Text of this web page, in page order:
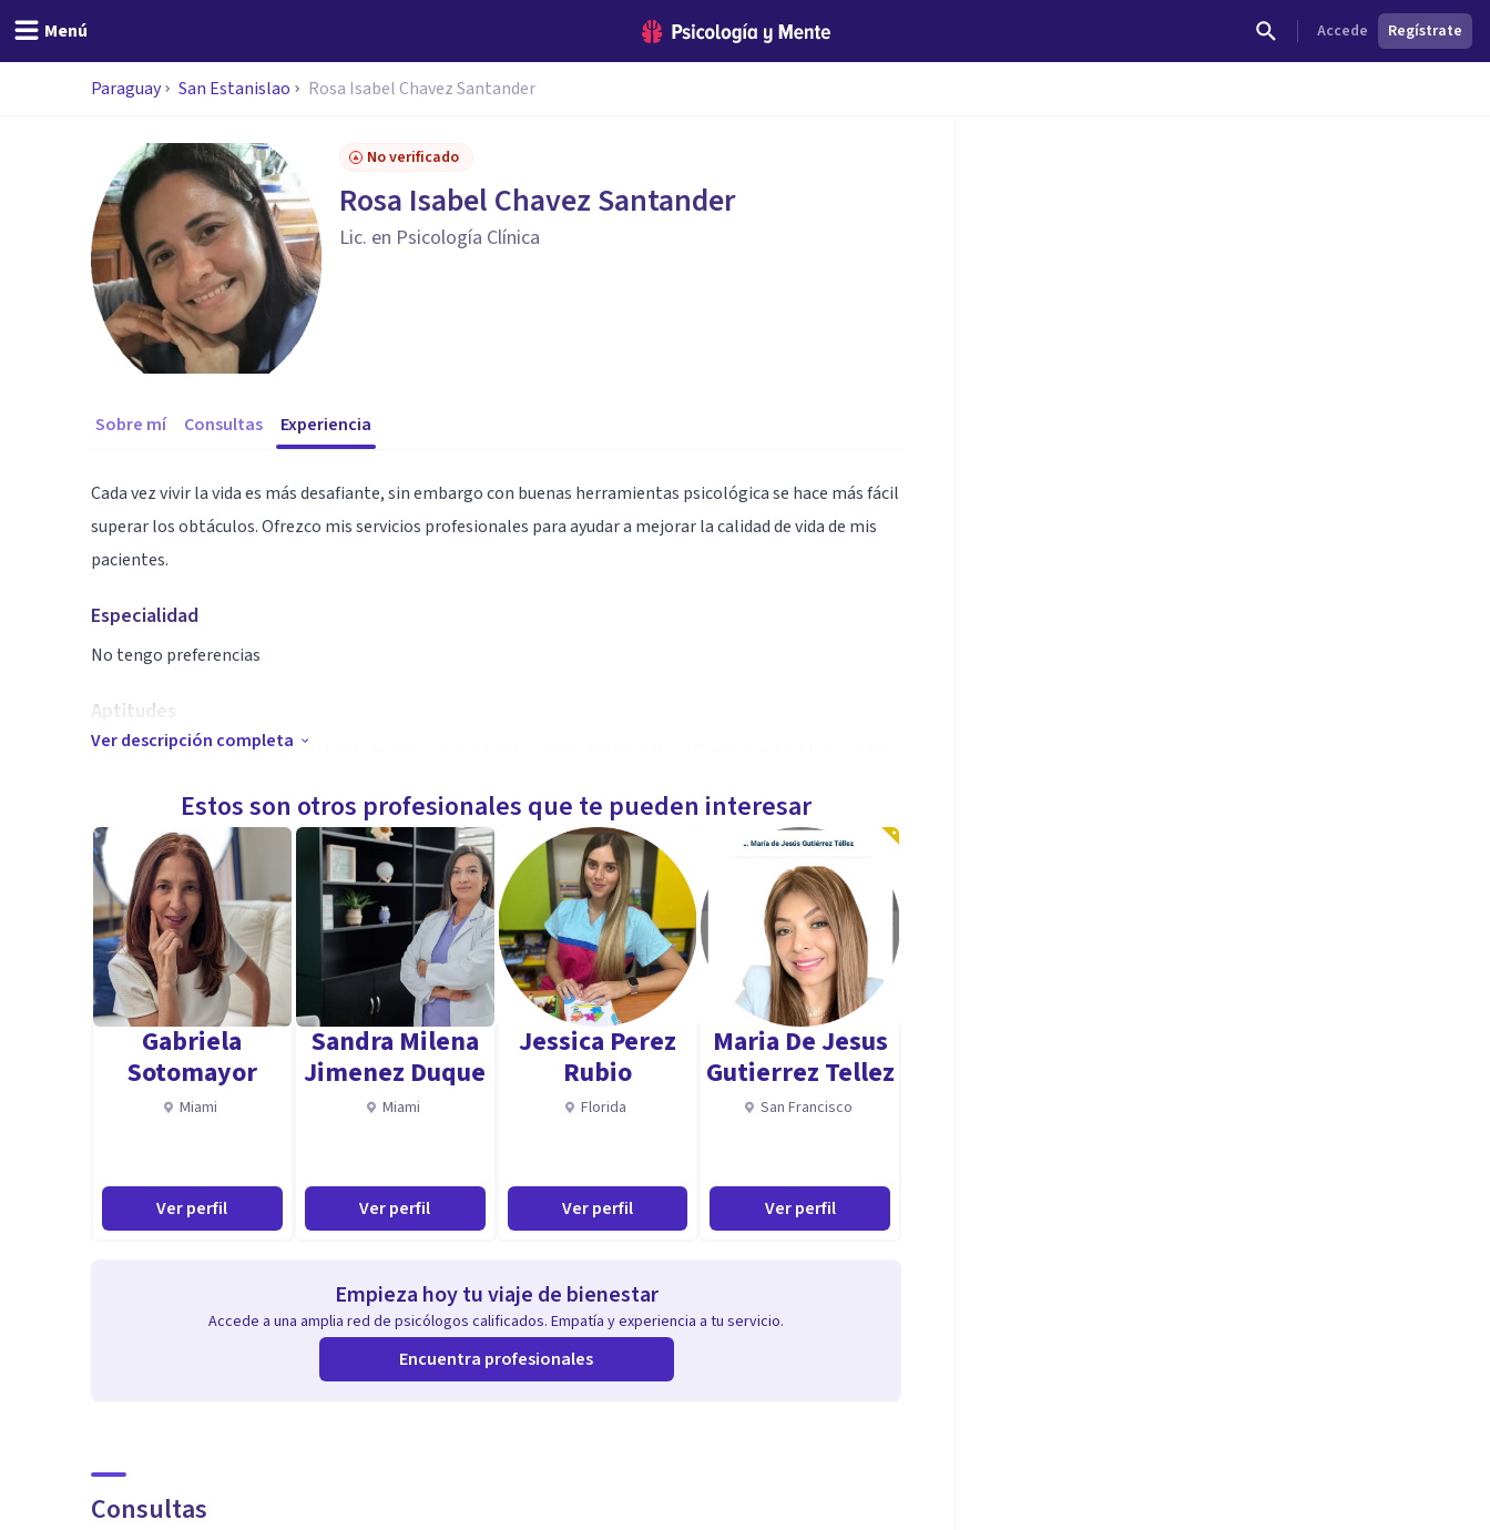
Menú Accede Regístrate
Paraguay San Estanislao Rosa Isabel Chavez Santander
No verificado
Rosa Isabel Chavez Santander
Lic. en Psicología Clínica
Sobre mí Consultas Experiencia
Cada vez vivir la vida es más desafiante, sin embargo con buenas herramientas psicológica se hace más fácil
superar los obtáculos. Ofrezco mis servicios profesionales para ayudar a mejorar la calidad de vida de mis
pacientes.
Especialidad
No tengo preferencias
Aptitudes
Experimentada con amplias habilidades de comunicación y capacidad empática. Predispuesta a la escucha y
Ver descripción completa
Estos son otros profesionales que te pueden interesar
Gabriela
Sotomayor
Miami
Ver perfil
Sandra Milena
Jimenez Duque
Miami
Ver perfil
Jessica Perez
Rubio
Florida
Ver perfil
Maria De Jesus
Gutierrez Tellez
San Francisco
Ver perfil
Empieza hoy tu viaje de bienestar
Accede a una amplia red de psicólogos calificados. Empatía y experiencia a tu servicio.
Encuentra profesionales
Consultas